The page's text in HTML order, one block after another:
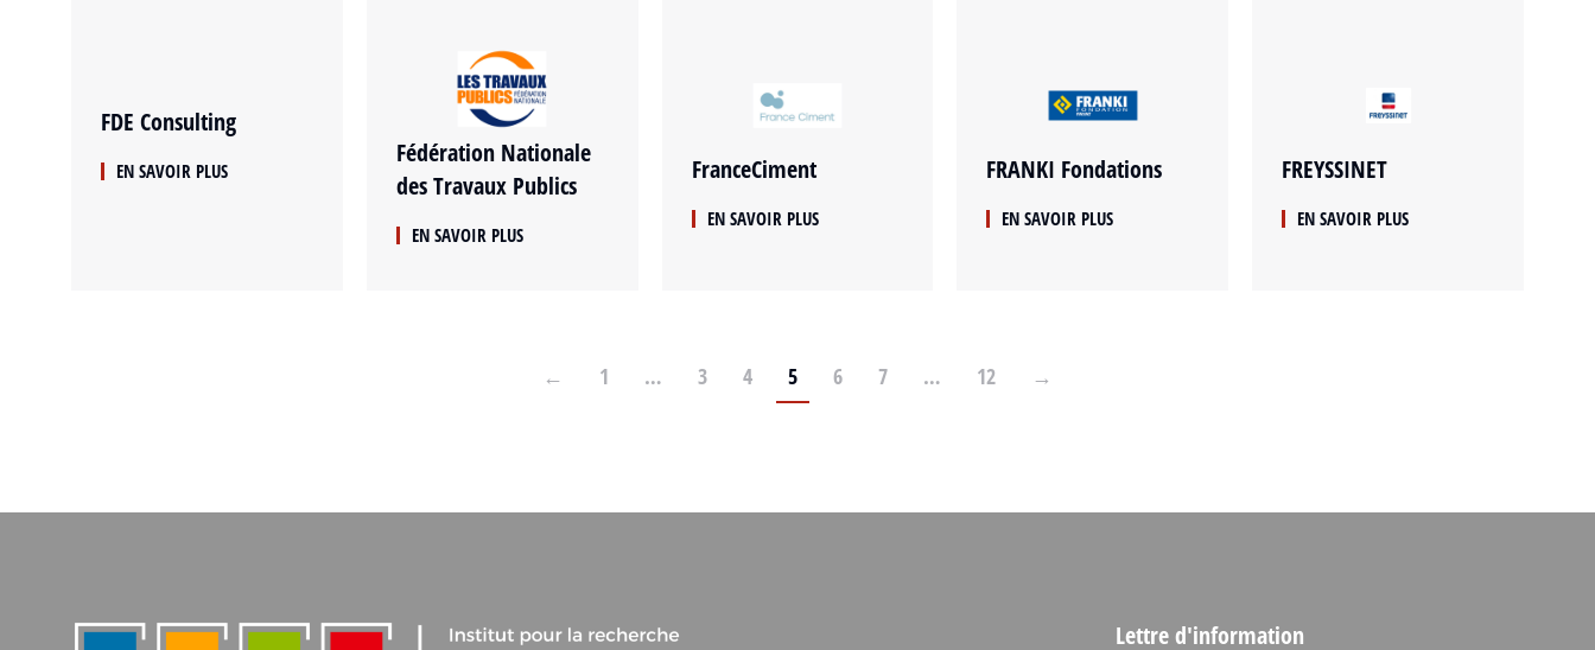
FDE Consulting
EN SAVOIR PLUS
Fédération Nationale
des Travaux Publics
EN SAVOIR PLUS
FranceCiment
EN SAVOIR PLUS
FRANKI Fondations
EN SAVOIR PLUS
FREYSSINET
EN SAVOIR PLUS
← 1 … 3 4 5 6 7 … 12 →
Lettre d'information